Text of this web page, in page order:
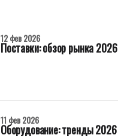
Поставки: обзор рынка 2026
12 фев 2026
Оборудование: тренды 2026
11 фев 2026